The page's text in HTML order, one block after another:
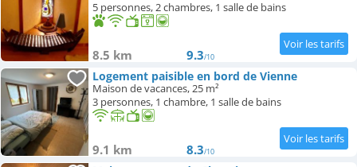
5 personnes, 2 chambres, 1 salle de bains
8.5 km 9.3/10
Logement paisible en bord de Vienne
Maison de vacances, 25 m²
3 personnes, 1 chambre, 1 salle de bains
9.1 km 8.3/10